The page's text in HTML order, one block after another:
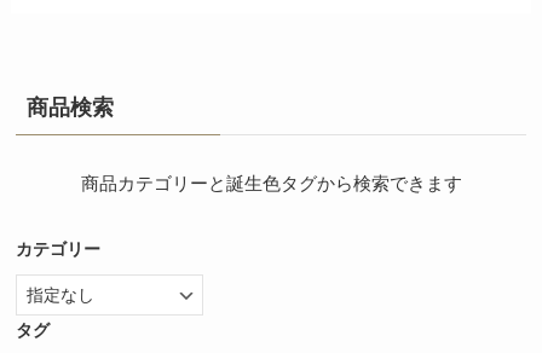
商品検索
商品カテゴリーと誕生色タグから検索できます
カテゴリー
タグ